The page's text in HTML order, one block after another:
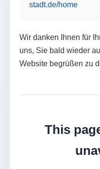
stadt.de/home
Wir danken Ihnen für
uns, Sie bald wieder
Website begrüßen zu
This